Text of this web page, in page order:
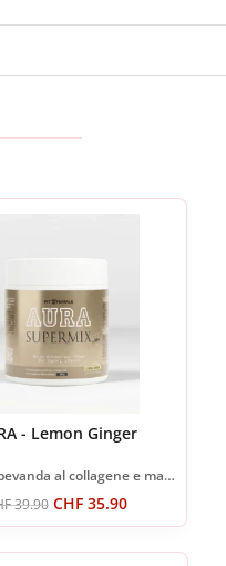
- Lemon Ginger
Deliziosa bevanda al collagene e matcha
39.90 CHF35.90